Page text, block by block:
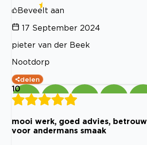
Beveelt aan
17 September 2024
pieter van der Beek
Nootdorp
delen
10
mooi werk, goed advies,
voor andermans smaak